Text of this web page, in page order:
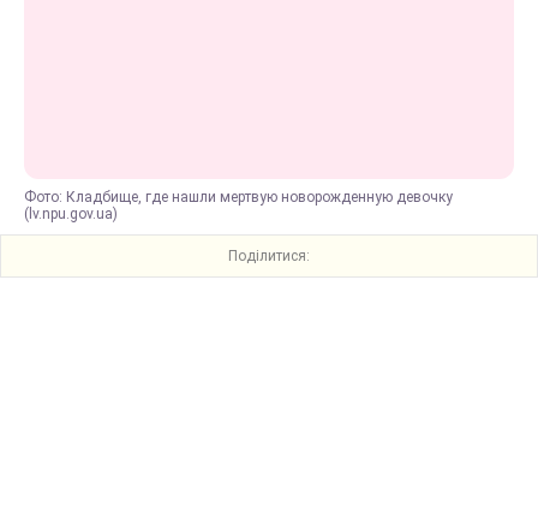
Фото: Кладбище, где нашли мертвую новорожденную девочку
(lv.npu.gov.ua)
Поділитися: